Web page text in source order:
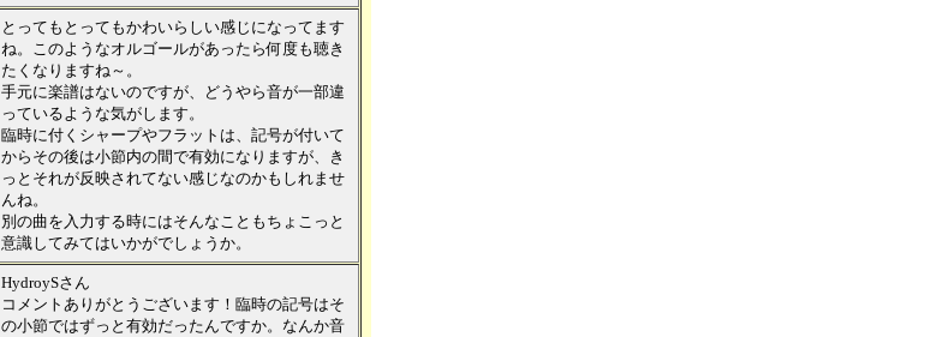
とってもとってもかわいらしい感じになってます
ね。このようなオルゴールがあったら何度も聴き
たくなりますね～。
手元に楽譜はないのですが、どうやら音が一部違
っているような気がします。
臨時に付くシャープやフラットは、記号が付いて
からその後は小節内の間で有効になりますが、き
っとそれが反映されてない感じなのかもしれませ
んね。
別の曲を入力する時にはそんなこともちょこっと
意識してみてはいかがでしょうか。
HydroySさん
コメントありがとうございます！臨時の記号はそ
の小節ではずっと有効だったんですか。なんか音